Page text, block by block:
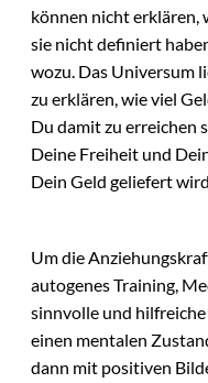
können nicht erklären,
sie nicht definiert
wozu. Das Universum
zu erklären, wie viel
Du damit zu erreichen
Deine Freiheit und
Dein Geld geliefert wird.
Um die
autogenes Training,
sinnvolle und
einen mentalen
dann mit positiven